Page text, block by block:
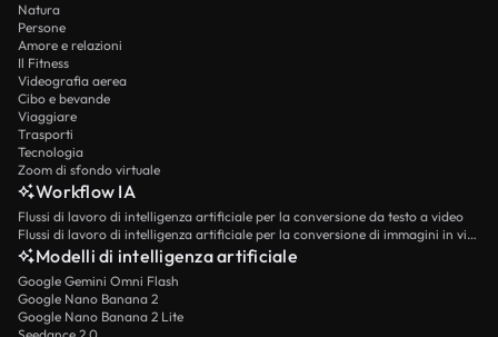
Natura
Persone
Amore e relazioni
Il Fitness
Videografia aerea
Cibo e bevande
Viaggiare
Trasporti
Tecnologia
Zoom di sfondo virtuale
Workflow IA
Flussi di lavoro di intelligenza artificiale per la conversione da testo a video
Flussi di lavoro di intelligenza artificiale per la conversione di immagini in video
Modelli di intelligenza artificiale
Google Gemini Omni Flash
Google Nano Banana 2
Google Nano Banana 2 Lite